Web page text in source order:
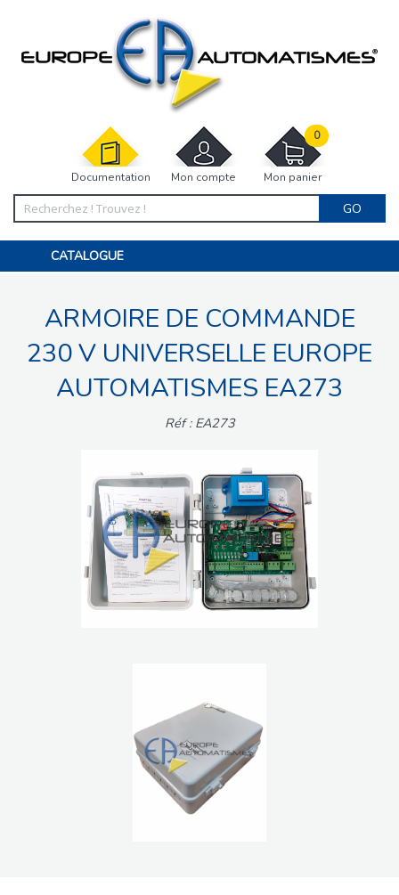
Documentation Mon compte Mon panier
0
GO
CATALOGUE
MOTORISATIONS
ACCESSOIRES ET ELECTRONIQUES
INTERPHONES VISIOPHONES
ARMOIRE DE COMMANDE
230 V UNIVERSELLE EUROPE
AUTOMATISMES EA273
Réf : EA273